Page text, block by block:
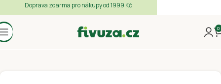
0
Doprava zdarma pro nákupy od 1999 Kč